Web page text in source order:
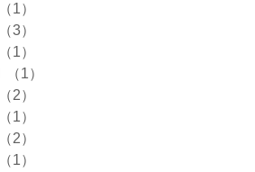
（1）
（3）
（1）
（1）
（2）
（1）
（2）
（1）